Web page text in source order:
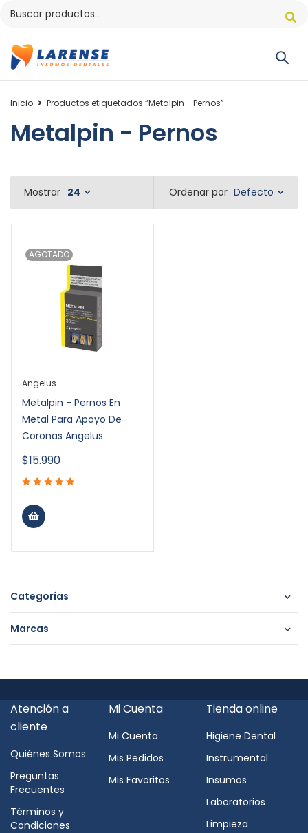
Inicio Productos etiquetados “Metalpin - Pernos”
Metalpin - Pernos
Categorías
Marcas
Ordenar por Defecto
Mostrar 24
AGOTADO
Angelus
Metalpin - Pernos En
Metal Para Apoyo De
Coronas Angelus
$15.990
Atención a
cliente
Quiénes Somos
Preguntas
Frecuentes
Términos y
Condiciones
Mi Cuenta
Mi Cuenta
Mis Pedidos
Mis Favoritos
Tienda online
Higiene Dental
Instrumental
Insumos
Laboratorios
Limpieza